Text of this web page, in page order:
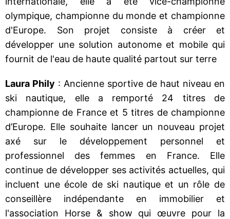
olympique, championne du monde et championne
d'Europe. Son projet consiste à créer et
développer une solution autonome et mobile qui
fournit de l'eau de haute qualité partout sur terre
Laura Phily : Ancienne sportive de haut niveau en
ski nautique, elle a remporté 24 titres de
championne de France et 5 titres de championne
d’Europe. Elle souhaite lancer un nouveau projet
axé sur le développement personnel et
professionnel des femmes en France. Elle
continue de développer ses activités actuelles, qui
incluent une école de ski nautique et un rôle de
conseillère indépendante en immobilier et
l'association Horse & show qui œuvre pour la